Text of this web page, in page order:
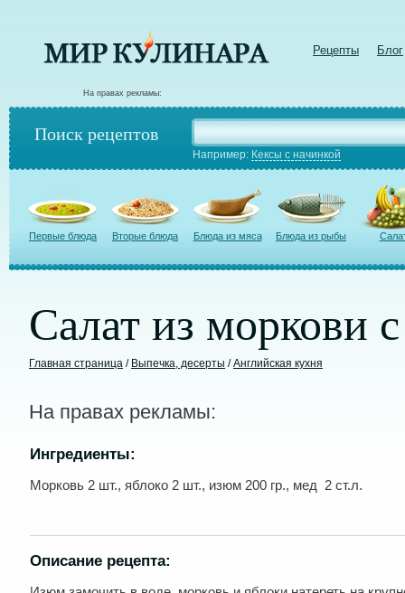
Рецепты Блог
На правах рекламы:
Поиск рецептов
Например: Кексы с начинкой
Первые блюда Вторые блюда Блюда из мяса Блюда из рыбы
Салат из моркови
Главная страница / Выпечка, десерты /Английская кухня
На правах рекламы:
Ингредиенты:
Морковь 2 шт., яблоко 2 шт., изюм 200 гр., мед 2 ст.л.
Описание рецепта: